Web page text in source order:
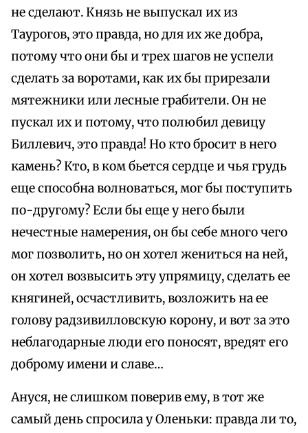
не сделают. Князь не выпускал их из
Таурогов, это правда, но для их же добра,
потому что они бы и трех шагов не успели
сделать за воротами, как их бы прирезали
мятежники или лесные грабители. Он не
пускал их и потому, что полюбил девицу
Биллевич, это правда! Но кто бросит в него
камень? Кто, в ком бьется сердце и чья грудь
еще способна волноваться, мог бы поступить
по-другому? Если бы еще у него были
нечестные намерения, он бы себе много чего
мог позволить, но он хотел жениться на ней,
он хотел возвысить эту упрямицу, сделать ее
княгиней, осчастливить, возложить на ее
голову радзивилловскую корону, и вот за это
неблагодарные люди его поносят, вредят его
доброму имени и славе…
Ануся, не слишком поверив ему, в тот же
самый день спросила у Оленьки: правда ли то,